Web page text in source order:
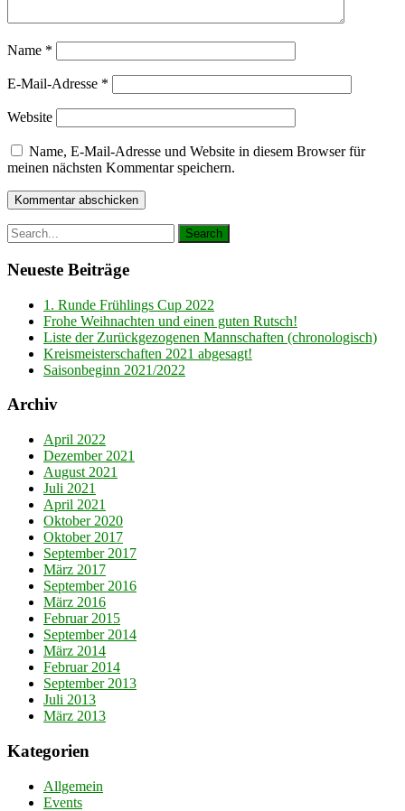
Name *
E-Mail-Adresse *
Website
Name, E-Mail-Adresse und Website in diesem Browser für
meinen nächsten Kommentar speichern.
Neueste Beiträge
1. Runde Frühlings Cup 2022
Frohe Weihnachten und einen guten Rutsch!
Liste der Zurückgezogenen Mannschaften (chronologisch)
Kreismeisterschaften 2021 abgesagt!
Saisonbeginn 2021/2022
Archiv
April 2022
Dezember 2021
August 2021
Juli 2021
April 2021
Oktober 2020
Oktober 2017
September 2017
März 2017
September 2016
März 2016
Februar 2015
September 2014
März 2014
Februar 2014
September 2013
Juli 2013
März 2013
Kategorien
Allgemein
Events